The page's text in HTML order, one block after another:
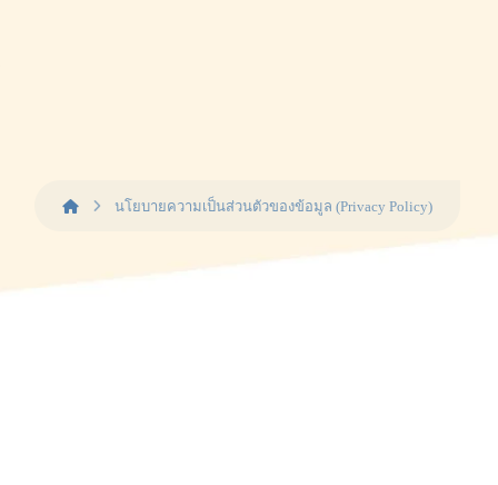
นโยบายความเป็นส่วนตัวของข้อมูล (Privacy Policy)